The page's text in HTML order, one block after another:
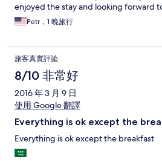
enjoyed the stay and looking forward
Petr，1 晚旅行
旅客真實評論
8/10 非常好
2016 年 3 月 9 日
使用 Google 翻譯
Everything is ok except the
Everything is ok except the breakfast